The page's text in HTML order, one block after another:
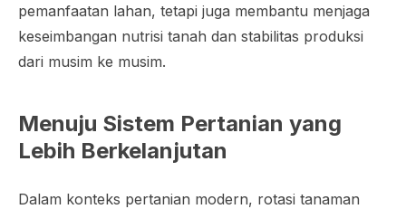
pemanfaatan lahan, tetapi juga membantu menjaga
keseimbangan nutrisi tanah dan stabilitas produksi
dari musim ke musim.
Menuju Sistem Pertanian yang
Lebih Berkelanjutan
Dalam konteks pertanian modern, rotasi tanaman